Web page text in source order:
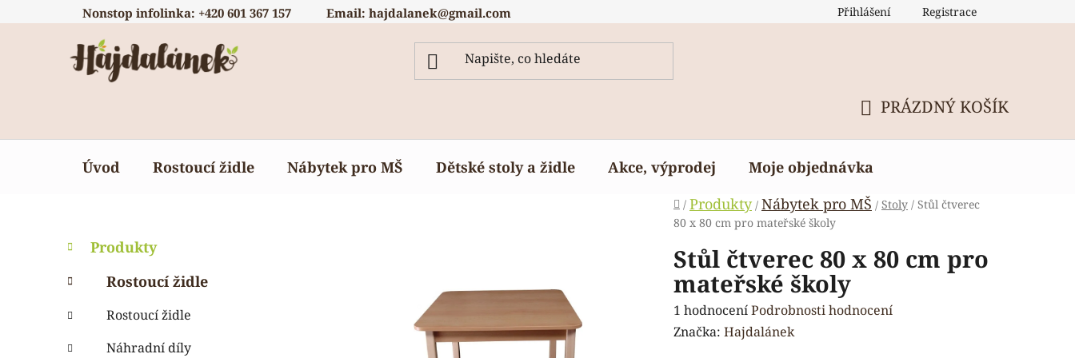
na
Nonstop infolinka: +420 601 367 157 Email: hajdalanek@gmail.com Přihlášení Registrace
KOŠÍK
PRÁZDNÝ KOŠÍK
Úvod Rostoucí židle Nábytek pro MŠ Dětské stoly a židle Akce, výprodej Moje objednávka
Domů
/ Produkty / Nábytek pro MŠ / Stoly / Stůl čtverec
80 x 80 cm pro mateřské školy
P
o
s
r
a
Přeskočit
kategorie
K
a
t
e
g
o
r
Produkty
Rostoucí židle
Rostoucí židle
Náhradní díly
Stůl čtverec 80 x 80 cm pro
mateřské školy
Průměrné
hodnocení
1 hodnoceníPodrobnosti hodnocení
Značka: Hajdalánek